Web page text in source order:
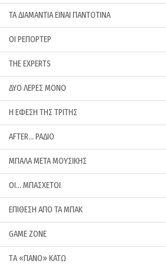
ΤΑ ΔΙΑΜΑΝΤΙΑ ΕΙΝΑΙ ΠΑΝΤΟΤΙΝΑ
ΟΙ ΡΕΠΟΡΤΕΡ
THE EXPERTS
ΔΥΟ ΛΕΡΕΣ ΜΟΝΟ
Η ΕΦΕΣΗ ΤΗΣ ΤΡΙΤΗΣ
AFTER… ΡΑΔΙΟ
ΜΠΑΛΑ ΜΕΤΑ ΜΟΥΣΙΚΗΣ
ΟΙ… ΜΠΑΣΧΕΤΟΙ
ΕΠΙΘΕΣΗ ΑΠΟ ΤΑ ΜΠΑΚ
GAME ZONE
ΤA «ΠΑΝΟ» ΚΑΤΩ